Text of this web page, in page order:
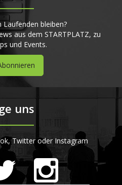
bleiben?
aus dem STARTPLATZ, zu
und Events.
uns
Twitter oder Instagram